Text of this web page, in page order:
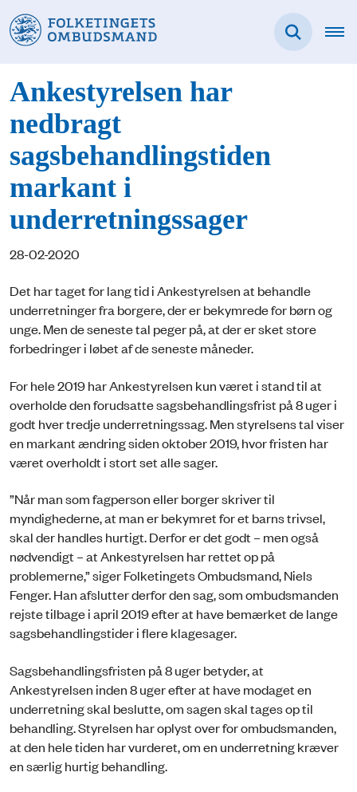
Ankestyrelsen har
nedbragt
sagsbehandlingstiden
markant i
underretningssager
28-02-2020
Det har taget for lang tid i Ankestyrelsen at behandle
underretninger fra borgere, der er bekymrede for børn og
unge. Men de seneste tal peger på, at der er sket store
forbedringer i løbet af de seneste måneder.
For hele 2019 har Ankestyrelsen kun været i stand til at
overholde den forudsatte sagsbehandlingsfrist på 8 uger i
godt hver tredje underretningssag. Men styrelsens tal viser
en markant ændring siden oktober 2019, hvor fristen har
været overholdt i stort set alle sager.
”Når man som fagperson eller borger skriver til
myndighederne, at man er bekymret for et barns trivsel,
skal der handles hurtigt. Derfor er det godt – men også
nødvendigt – at Ankestyrelsen har rettet op på
problemerne,” siger Folketingets Ombudsmand, Niels
Fenger. Han afslutter derfor den sag, som ombudsmanden
rejste tilbage i april 2019 efter at have bemærket de lange
sagsbehandlingstider i flere klagesager.
Sagsbehandlingsfristen på 8 uger betyder, at
Ankestyrelsen inden 8 uger efter at have modaget en
underretning skal beslutte, om sagen skal tages op til
behandling. Styrelsen har oplyst over for ombudsmanden,
at den hele tiden har vurderet, om en underretning kræver
en særlig hurtig behandling.